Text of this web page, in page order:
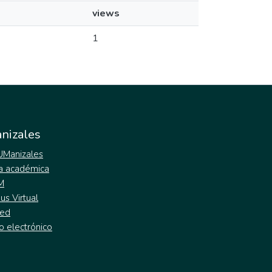
views
1
académica
Virtual
electrónico